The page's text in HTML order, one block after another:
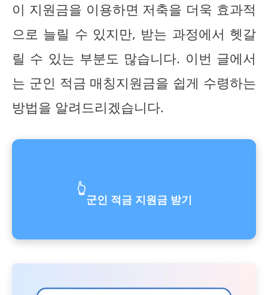
이 지원금을 이용하면 저축을 더욱 효과적
으로 늘릴 수 있지만, 받는 과정에서 헷갈
릴 수 있는 부분도 많습니다. 이번 글에서
는 군인 적금 매칭지원금을 쉽게 수령하는
방법을 알려드리겠습니다.
👆
군인 적금 지원금 받기